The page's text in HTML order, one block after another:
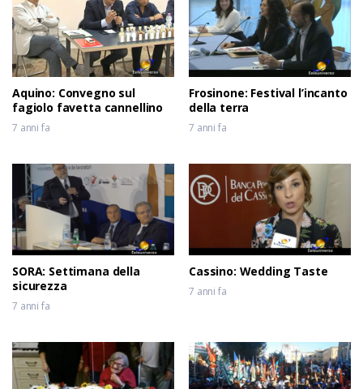
Aquino: Convegno sul
fagiolo favetta cannellino
7 anni fa
Frosinone: Festival l’incanto
della terra
7 anni fa
SORA: Settimana della
sicurezza
7 anni fa
Cassino: Wedding Taste
7 anni fa